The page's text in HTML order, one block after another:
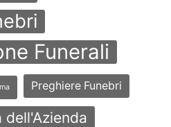
Funerali
Preghiere Funebri
dell'Azienda